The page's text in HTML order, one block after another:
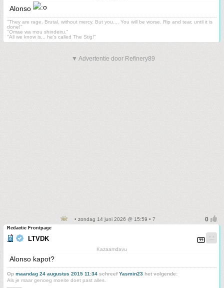
Alonso
"They are rage. Brutal, without mercy. But you.... You will be worse. Rip and tear, until it is
done!"
"Omae wa mou shindeiru."
"All we know is... he's called The Stig!"
▼ Advertentie door Refinery89
• zondag 14 juni 2026 @ 15:59 • 7
Redactie Frontpage
LTVDK
Kazaamdavu
Alonso kapot?
Op maandag 24 augustus 2015 11:34 schreefYasmin23 het volgende:
Als je maar genoeg moeite doet past alles.